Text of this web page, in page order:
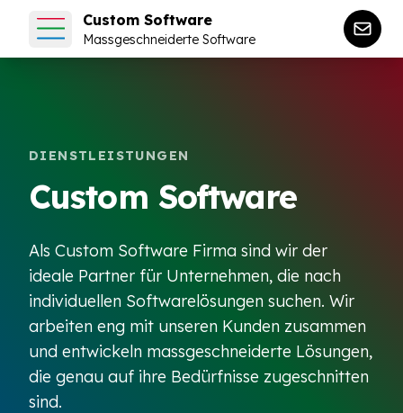
Custom Software
Massgeschneiderte Software
DIENSTLEISTUNGEN
Custom Software
Als Custom Software Firma sind wir der
ideale Partner für Unternehmen, die nach
individuellen Softwarelösungen suchen. Wir
arbeiten eng mit unseren Kunden zusammen
und entwickeln massgeschneiderte Lösungen,
die genau auf ihre Bedürfnisse zugeschnitten
sind.